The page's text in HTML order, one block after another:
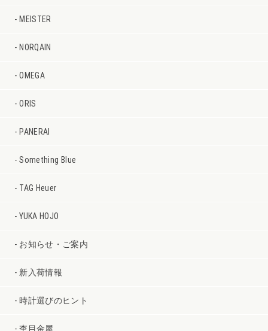
MEISTER
NORQAIN
OMEGA
ORIS
PANERAI
Something Blue
TAG Heuer
YUKA HOJO
お知らせ・ご案内
新入荷情報
時計選びのヒント
杢目金屋